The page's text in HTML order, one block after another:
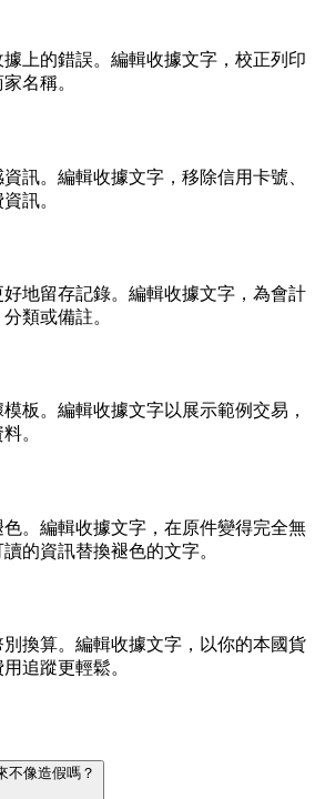
上的錯誤。編輯收據文字，校正列印
名稱。
訊。編輯收據文字，移除信用卡號、
訊。
地留存記錄。編輯收據文字，為會計
類或備註。
板。編輯收據文字以展示範例交易，
。
。編輯收據文字，在原件變得完全無
的資訊替換褪色的文字。
換算。編輯收據文字，以你的本國貨
追蹤更輕鬆。
不像造假嗎？